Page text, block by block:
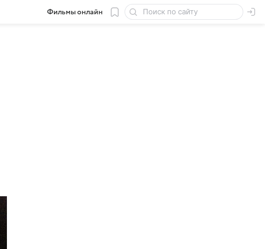
Фильмы онлайн